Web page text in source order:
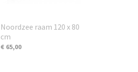
Noordzee raam 120 x 80
cm
€ 65,00